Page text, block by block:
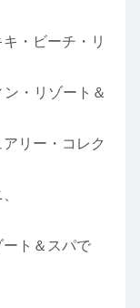
・ビーチ・リ
・リゾート＆
リー・コレク
ト＆スパで